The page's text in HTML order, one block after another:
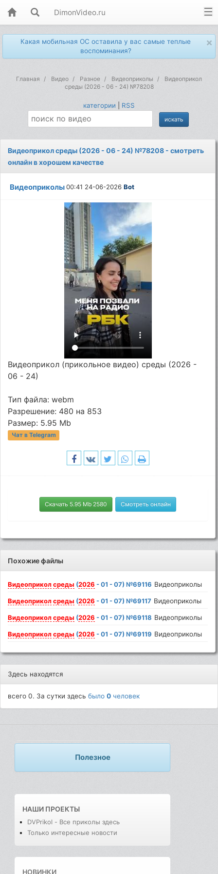
DimonVideo.ru
×
Какая мобильная ОС оставила у вас самые теплые
воспоминания?
Главная Видео Разное Видеоприколы
Видеоприкол
среды (2026 - 06 - 24) №78208
категории RSS
Видеоприкол среды (2026 - 06 - 24) №78208 - смотреть
онлайн в хорошем качестве
Видеоприколы00:41 24-06-2026Bot
Видеоприкол (прикольное видео) среды (2026 -
06 - 24)
Тип файла: webm
Разрешение: 480 на 853
Размер: 5.95 Mb
Чат в Telegram
Скачать 5.95 Mb 2580 Смотреть онлайн
Похожие файлы
Видеоприкол среды (2026 - 01 - 07) №69116 Видеоприколы
Видеоприкол среды (2026 - 01 - 07) №69117 Видеоприколы
Видеоприкол среды (2026 - 01 - 07) №69118 Видеоприколы
Видеоприкол среды (2026 - 01 - 07) №69119 Видеоприколы
Здесь находятся
всего 0. За сутки здесьбыло0 человек
Полезное
НАШИ ПРОЕКТЫ
DVPrikol - Все приколы здесь
Только интересные новости
НОВИНКИ